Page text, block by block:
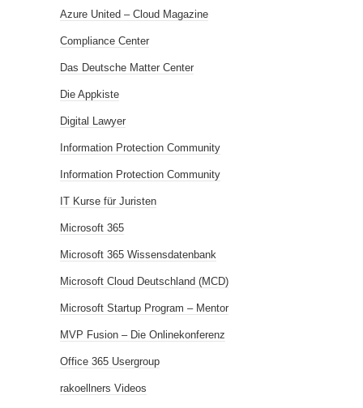
Azure United – Cloud Magazine
Compliance Center
Das Deutsche Matter Center
Die Appkiste
Digital Lawyer
Information Protection Community
Information Protection Community
IT Kurse für Juristen
Microsoft 365
Microsoft 365 Wissensdatenbank
Microsoft Cloud Deutschland (MCD)
Microsoft Startup Program – Mentor
MVP Fusion – Die Onlinekonferenz
Office 365 Usergroup
rakoellners Videos